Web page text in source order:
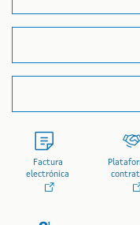
Factura
electrónica